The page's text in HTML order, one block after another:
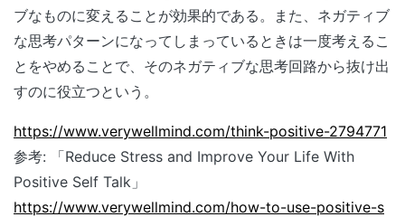
ブなものに変えることが効果的である。また、ネガティブ
な思考パターンになってしまっているときは一度考えるこ
とをやめることで、そのネガティブな思考回路から抜け出
すのに役立つという。
https://www.verywellmind.com/think-positive-2794771
参考: 「Reduce Stress and Improve Your Life With
Positive Self Talk」
https://www.verywellmind.com/how-to-use-positive-s